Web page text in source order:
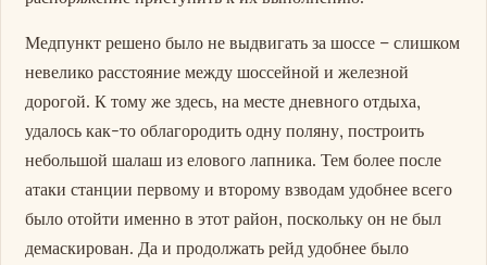
Медпункт решено было не выдвигать за шоссе – слишком
невелико расстояние между шоссейной и железной
дорогой. К тому же здесь, на месте дневного отдыха,
удалось как-то облагородить одну поляну, построить
небольшой шалаш из елового лапника. Тем более после
атаки станции первому и второму взводам удобнее всего
было отойти именно в этот район, поскольку он не был
демаскирован. Да и продолжать рейд удобнее было